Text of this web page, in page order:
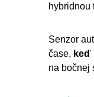
hybridnou
Senzor
čase, keď
na bočnej